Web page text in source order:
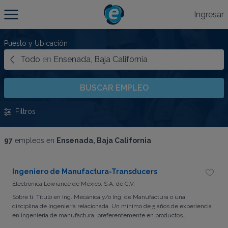
Ingresar
Puesto y Ubicación
Todo en Ensenada, Baja California
BUSCAR EMPLEO
Filtros
97 empleos en Ensenada, Baja California
Ingeniero de Manufactura-Transducers
Electrónica Lowrance de México, S.A. de C.V.
Sobre ti: Titulo en Ing. Mecánica y/o Ing. de Manufactura o una
disciplina de Ingeniería relacionada. Un mínimo de 5 años de experiencia
en ingeniería de manufactura, preferentemente en productos